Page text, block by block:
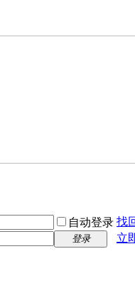
自动登录 找
登录
立